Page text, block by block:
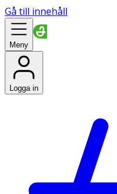
Gå till innehåll
Meny
Logga in